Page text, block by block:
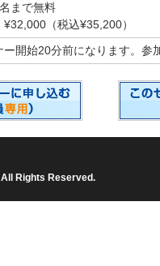
まで無料
（税込¥35,200）
ー開始20分前になります。参
Rights Reserved.